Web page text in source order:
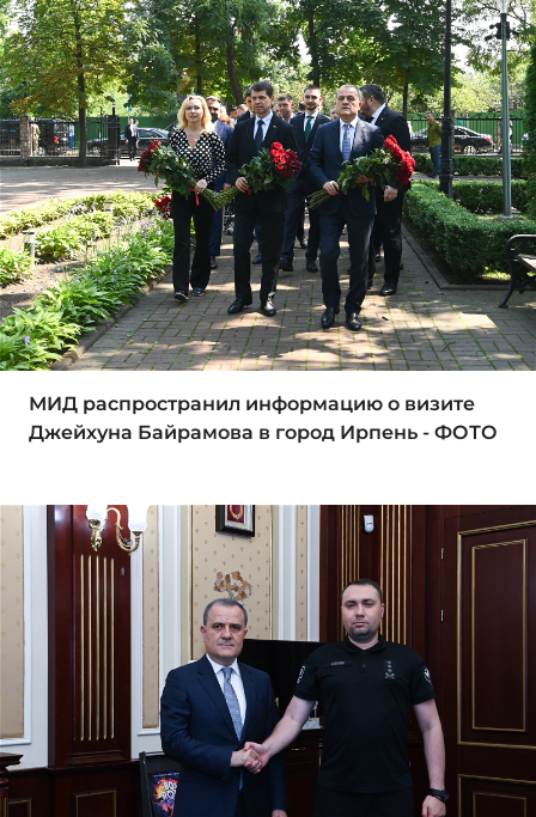
МИД распространил информацию о визите
Джейхуна Байрамова в город Ирпень - ФОТО